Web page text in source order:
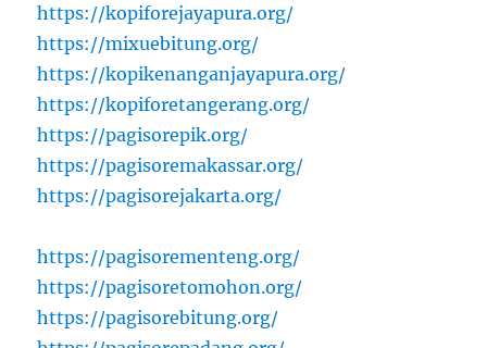
https://kopiforejayapura.org/
https://mixuebitung.org/
https://kopikenanganjayapura.org/
https://kopiforetangerang.org/
https://pagisorepik.org/
https://pagisoremakassar.org/
https://pagisorejakarta.org/
https://pagisorementeng.org/
https://pagisoretomohon.org/
https://pagisorebitung.org/